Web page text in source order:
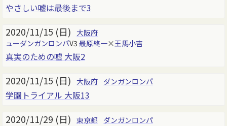
やさしい嘘は最後まで3
2020/11/15 (日) 大阪府
ューダンガンロンパV3 最原終一×王馬小吉
真実のための嘘 大阪2
2020/11/15 (日) 大阪府 ダンガンロンパ
学園トライアル 大阪13
2020/11/29 (日) 東京都 ダンガンロンパ